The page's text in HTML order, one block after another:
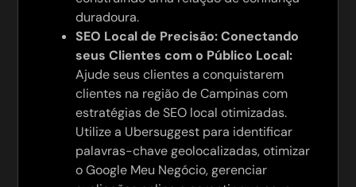
duradoura.
SEO Local de Precisão: Conectando
seus Clientes com o Público Local:
Ajude seus clientes a conquistarem
clientes na região de Campinas com
estratégias de SEO local otimizadas.
Utilize a Ubersuggest para identificar
palavras-chave geolocalizadas, otimizar
o Google Meu Negócio, gerenciar